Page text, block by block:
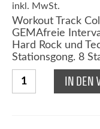
war:
12,90 €9,90
inkl. MwSt.
Workout Track
GEMAfreie
Hard Rock und
Stationsgong. 8
Intervall
Trainings
IN DEN